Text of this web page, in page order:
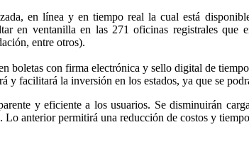
en línea y en tiempo real la cual está
en ventanilla en las 271 oficinas registrales
entre otros).
boletas con firma electrónica y sello digital de
y facilitará la inversión en los estados, ya que se
y eficiente a los usuarios. Se disminuirán
anterior permitirá una reducción de costos y